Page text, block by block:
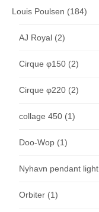
Louis Poulsen (184)
AJ Royal (2)
Cirque φ150 (2)
Cirque φ220 (2)
collage 450 (1)
Doo-Wop (1)
Nyhavn pendant light
Orbiter (1)